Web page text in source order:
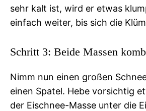
sehr kalt ist, wird er etwas
einfach weiter, bis sich die
Schritt 3: Beide Massen
Nimm nun einen großen
einen Spatel. Hebe vorsichtig
der Eischnee-Masse unter die